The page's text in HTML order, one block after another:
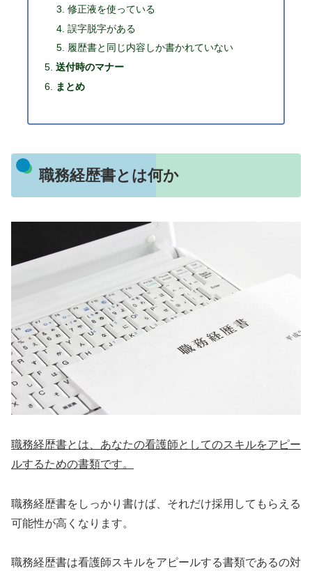
修正液を使っている
誤字脱字がある
履歴書と同じ内容しか書かれていない
送付時のマナー
まとめ
職務経歴書とは何か
職務経歴書とは、あなたの看護師としてのスキルをアピー
ルするための書類です。
職務経歴書をしっかり書けば、それだけ採用してもらえる
可能性が高くなります。
職務経歴書は看護師スキルをアピールする書類であるの対